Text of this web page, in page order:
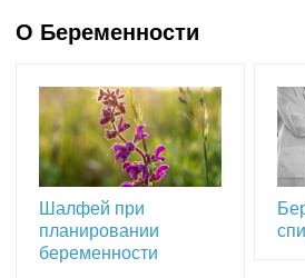
О Беременности
Шалфей при
планировании
беременности